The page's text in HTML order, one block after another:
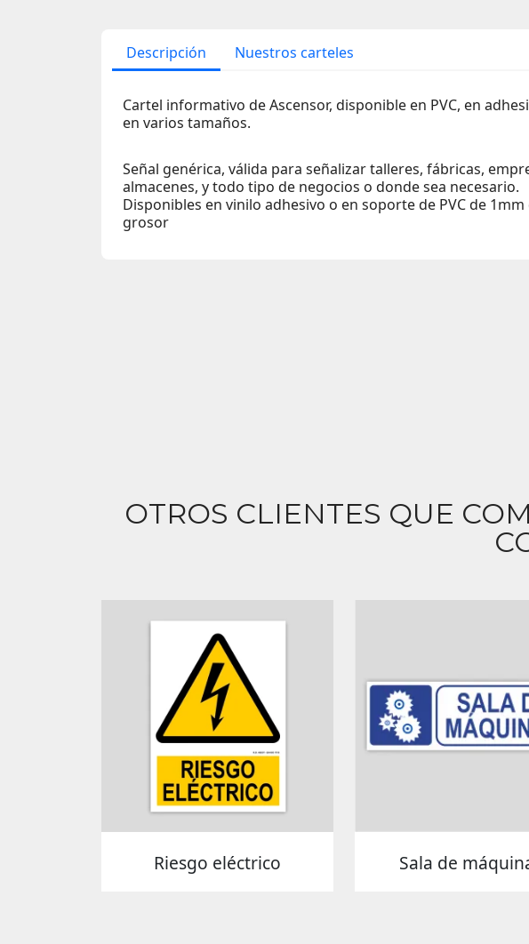
Descripción Nuestros carteles
Cartel informativo de Ascensor, disponible en PVC, en
en varios tamaños.
Señal genérica, válida para señalizar talleres, fábricas,
almacenes, y todo tipo de negocios o donde sea necesario.
Disponibles en vinilo adhesivo o en soporte de PVC de 1mm
grosor
OTROS CLIENTES QUE
Riesgo eléctrico Sala de